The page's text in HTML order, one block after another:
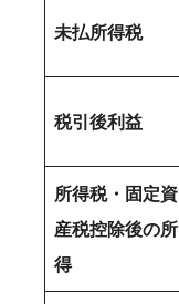
未払所得税
税引後利益
所得税・固定資
産税控除後の所
得